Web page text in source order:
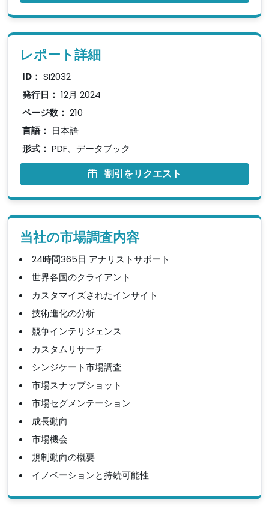
レポート詳細
ID： SI2032
発行日： 12月 2024
ページ数： 210
言語： 日本語
形式： PDF、データブック
割引をリクエスト
当社の市場調査内容
24時間365日 アナリストサポート
世界各国のクライアント
カスタマイズされたインサイト
技術進化の分析
競争インテリジェンス
カスタムリサーチ
シンジケート市場調査
市場スナップショット
市場セグメンテーション
成長動向
市場機会
規制動向の概要
イノベーションと持続可能性